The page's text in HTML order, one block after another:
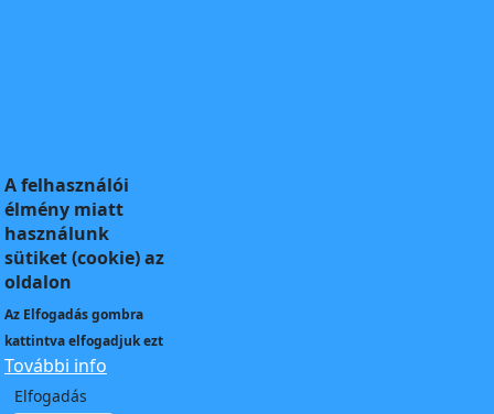
A felhasználói
élmény miatt
használunk
sütiket (cookie) az
oldalon
Az Elfogadásgombra
kattintva elfogadjuk ezt
További info
Elfogadás